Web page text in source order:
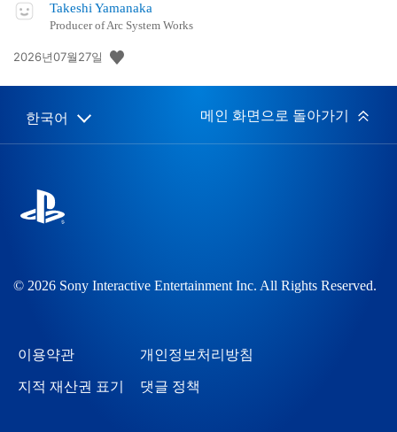
Takeshi Yamanaka
Producer of Arc System Works
공
일:
2026년07월27일
Select
Current
한국어 메인 화면으로 돌아가기
© 2026 Sony Interactive Entertainment Inc. All Rights Reserved.
이용약관 개인정보처리방침
지적 재산권 표기 댓글 정책